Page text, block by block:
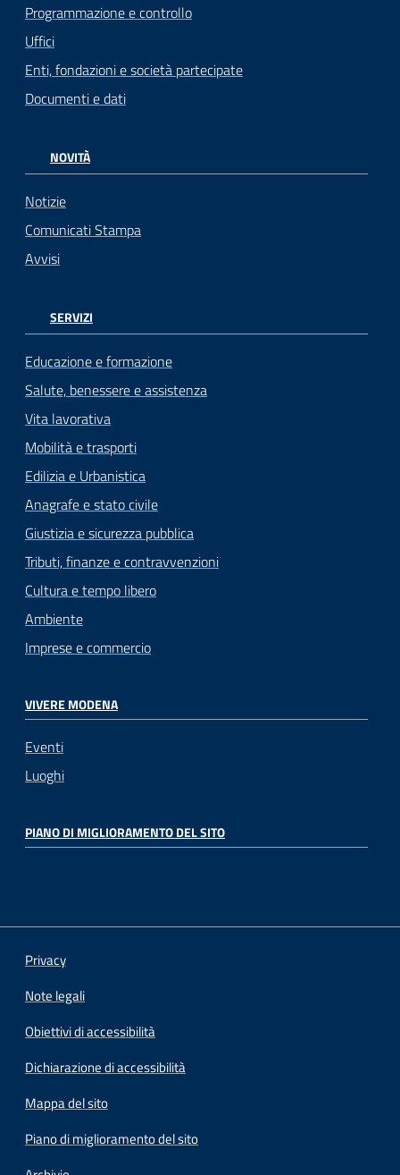
Programmazione e controllo
Uffici
Enti, fondazioni e società partecipate
Documenti e dati
NOVITÀ
Notizie
Comunicati Stampa
Avvisi
SERVIZI
Educazione e formazione
Salute, benessere e assistenza
Vita lavorativa
Mobilità e trasporti
Edilizia e Urbanistica
Anagrafe e stato civile
Giustizia e sicurezza pubblica
Tributi, finanze e contravvenzioni
Cultura e tempo libero
Ambiente
Imprese e commercio
VIVERE MODENA
Eventi
Luoghi
PIANO DI MIGLIORAMENTO DEL SITO
Privacy
Note legali
Obiettivi di accessibilità
Dichiarazione di accessibilità
Mappa del sito
Piano di miglioramento del sito